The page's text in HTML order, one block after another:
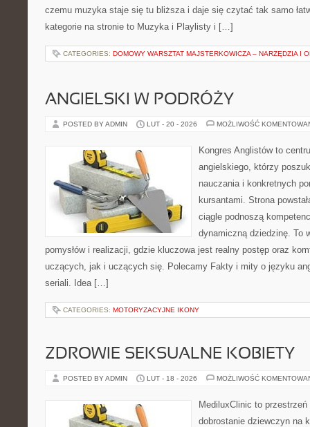
czemu muzyka staje się tu bliższa i daje się czytać tak samo
kategorie na stronie to Muzyka i Playlisty i […]
CATEGORIES: DOMOWY WARSZTAT MAJSTERKOWICZA – NARZĘDZIA I
ANGIELSKI W PODRÓŻY
POSTED BY ADMIN LUT - 20 - 2026 MOŻLIWOŚĆ
Kongres Anglistów to
angielskiego, którzy
nauczania i konkretnych
kursantami. Strona
ciągle podnoszą
dynamiczną dziedzinę. To
pomysłów i realizacji, gdzie kluczowa jest realny postęp oraz
uczących, jak i uczących się. Polecamy Fakty i mity o języku
seriali. Idea […]
CATEGORIES: MOTORYZACYJNE IKONY
ZDROWIE SEKSUALNE KOBIETY
POSTED BY ADMIN LUT - 18 - 2026 MOŻLIWOŚĆ
MediluxClinic to
dobrostanie dziewczyn na